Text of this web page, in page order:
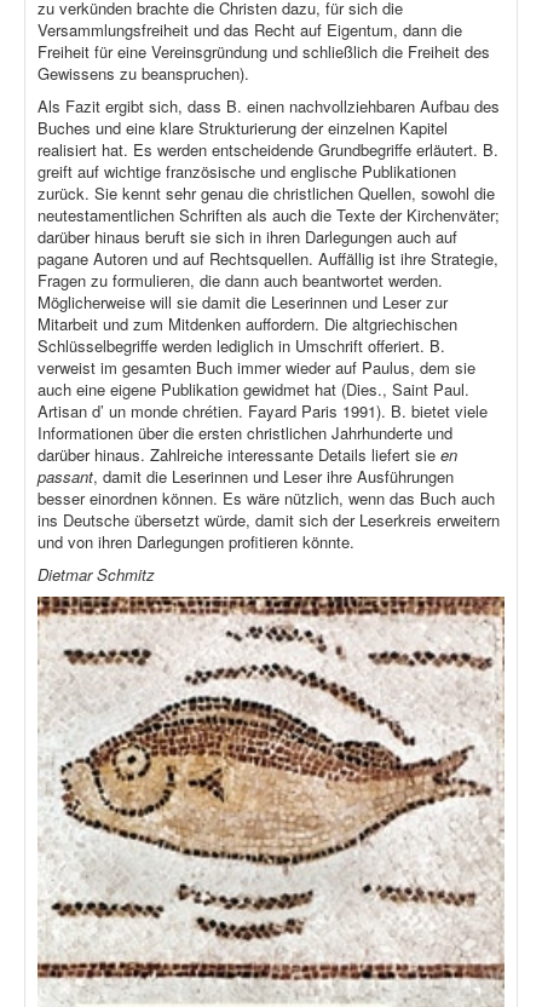
zu verkünden brachte die Christen dazu, für sich die
Versammlungsfreiheit und das Recht auf Eigentum, dann die
Freiheit für eine Vereinsgründung und schließlich die Freiheit des
Gewissens zu beanspruchen).
Als Fazit ergibt sich, dass B. einen nachvollziehbaren Aufbau des
Buches und eine klare Strukturierung der einzelnen Kapitel
realisiert hat. Es werden entscheidende Grundbegriffe erläutert. B.
greift auf wichtige französische und englische Publikationen
zurück. Sie kennt sehr genau die christlichen Quellen, sowohl die
neutestamentlichen Schriften als auch die Texte der Kirchenväter;
darüber hinaus beruft sie sich in ihren Darlegungen auch auf
pagane Autoren und auf Rechtsquellen. Auffällig ist ihre Strategie,
Fragen zu formulieren, die dann auch beantwortet werden.
Möglicherweise will sie damit die Leserinnen und Leser zur
Mitarbeit und zum Mitdenken auffordern. Die altgriechischen
Schlüsselbegriffe werden lediglich in Umschrift offeriert. B.
verweist im gesamten Buch immer wieder auf Paulus, dem sie
auch eine eigene Publikation gewidmet hat (Dies., Saint Paul.
Artisan d’ un monde chrétien. Fayard Paris 1991). B. bietet viele
Informationen über die ersten christlichen Jahrhunderte und
darüber hinaus. Zahlreiche interessante Details liefert sie en
passant, damit die Leserinnen und Leser ihre Ausführungen
besser einordnen können. Es wäre nützlich, wenn das Buch auch
ins Deutsche übersetzt würde, damit sich der Leserkreis erweitern
und von ihren Darlegungen profitieren könnte.
Dietmar Schmitz